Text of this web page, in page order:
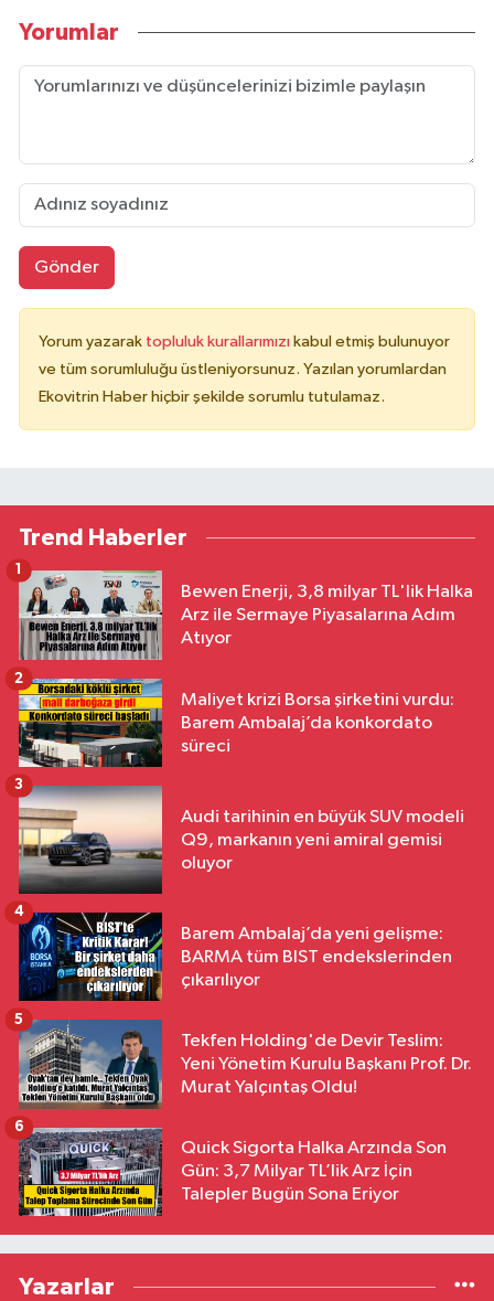
Yorumlar
Gönder
Yorum yazarak topluluk kurallarımızı kabul etmiş bulunuyor
ve tüm sorumluluğu üstleniyorsunuz. Yazılan yorumlardan
Ekovitrin Haber hiçbir şekilde sorumlu tutulamaz.
Trend Haberler
Bewen Enerji, 3,8 milyar TL'lik Halka
Arz ile Sermaye Piyasalarına Adım
Atıyor
Maliyet krizi Borsa şirketini vurdu:
Barem Ambalaj’da konkordato
süreci
2
Audi tarihinin en büyük SUV modeli
Q9, markanın yeni amiral gemisi
oluyor
3
Barem Ambalaj’da yeni gelişme:
BARMA tüm BIST endekslerinden
çıkarılıyor
4
Tekfen Holding'de Devir Teslim:
Yeni Yönetim Kurulu Başkanı Prof. Dr.
Murat Yalçıntaş Oldu!
5
Quick Sigorta Halka Arzında Son
Gün: 3,7 Milyar TL’lik Arz İçin
Talepler Bugün Sona Eriyor
6
Yazarlar